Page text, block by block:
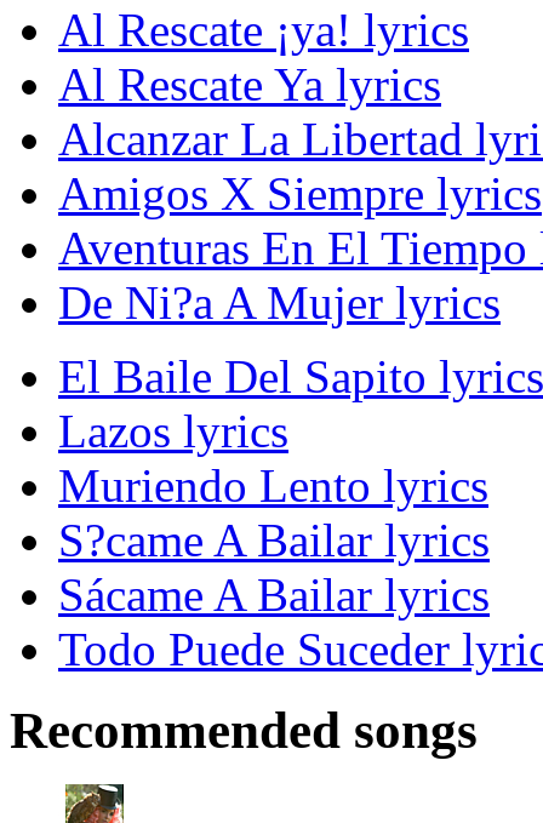
Al Rescate ¡ya! lyrics
Al Rescate Ya lyrics
Alcanzar La Libertad
Amigos X Siempre lyrics
Aventuras En El
De Ni?a A Mujer lyrics
El Baile Del Sapito lyrics
Lazos lyrics
Muriendo Lento lyrics
S?came A Bailar lyrics
Sácame A Bailar lyrics
Todo Puede Suceder
Recommended songs